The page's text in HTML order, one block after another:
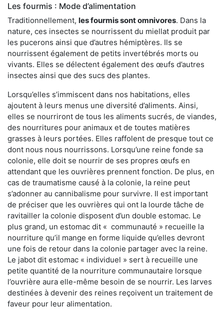
Les fourmis : Mode d’alimentation
Traditionnellement, les fourmis sont omnivores. Dans la
nature, ces insectes se nourrissent du miellat produit par
les pucerons ainsi que d’autres hémiptères. Ils se
nourrissent également de petits invertébrés morts ou
vivants. Elles se délectent également des œufs d’autres
insectes ainsi que des sucs des plantes.
Lorsqu’elles s’immiscent dans nos habitations, elles
ajoutent à leurs menus une diversité d’aliments. Ainsi,
elles se nourriront de tous les aliments sucrés, de viandes,
des nourritures pour animaux et de toutes matières
grasses à leurs portées. Elles raffolent de presque tout ce
dont nous nous nourrissons. Lorsqu’une reine fonde sa
colonie, elle doit se nourrir de ses propres œufs en
attendant que les ouvrières prennent fonction. De plus, en
cas de traumatisme causé à la colonie, la reine peut
s’adonner au cannibalisme pour survivre. Il est important
de préciser que les ouvrières qui ont la lourde tâche de
ravitailler la colonie disposent d’un double estomac. Le
plus grand, un estomac dit « communauté » recueille la
nourriture qu’il mange en forme liquide qu’elles devront
une fois de retour dans la colonie partager avec la reine.
Le jabot dit estomac « individuel » sert à recueille une
petite quantité de la nourriture communautaire lorsque
l’ouvrière aura elle-même besoin de se nourrir. Les larves
destinées à devenir des reines reçoivent un traitement de
faveur pour leur alimentation.